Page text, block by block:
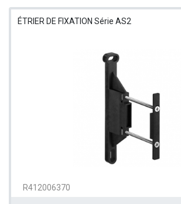
ÉTRIER DE FIXATION Série AS2
R412006370